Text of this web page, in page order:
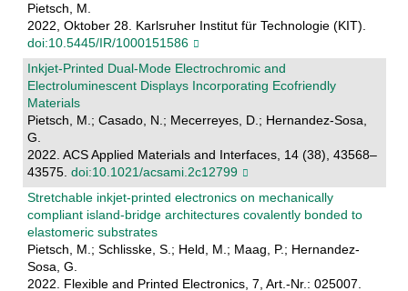
Pietsch, M.
2022, Oktober 28. Karlsruher Institut für Technologie (KIT).
doi:10.5445/IR/1000151586
Inkjet-Printed Dual-Mode Electrochromic and
Electroluminescent Displays Incorporating Ecofriendly
Materials
Pietsch, M.; Casado, N.; Mecerreyes, D.; Hernandez-Sosa,
G.
2022. ACS Applied Materials and Interfaces, 14 (38), 43568–
43575. doi:10.1021/acsami.2c12799
Stretchable inkjet-printed electronics on mechanically
compliant island-bridge architectures covalently bonded to
elastomeric substrates
Pietsch, M.; Schlisske, S.; Held, M.; Maag, P.; Hernandez-
Sosa, G.
2022. Flexible and Printed Electronics, 7, Art.-Nr.: 025007.